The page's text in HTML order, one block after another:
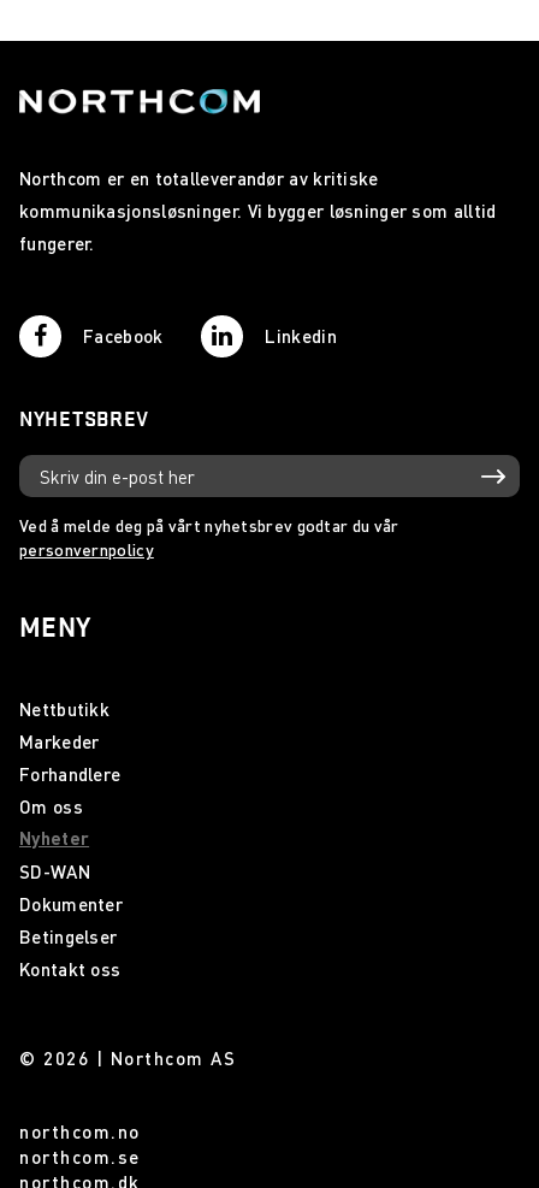
Northcom er en totalleverandør av kritiske
kommunikasjonsløsninger. Vi bygger løsninger som alltid
fungerer.
Facebook Linkedin
NYHETSBREV
Ved å melde deg på vårt nyhetsbrev godtar du vår
personvernpolicy
MENY
Nettbutikk
Markeder
Forhandlere
Om oss
Nyheter
SD-WAN
Dokumenter
Betingelser
Kontakt oss
© 2026 | Northcom AS
northcom.no
northcom.se
northcom.dk